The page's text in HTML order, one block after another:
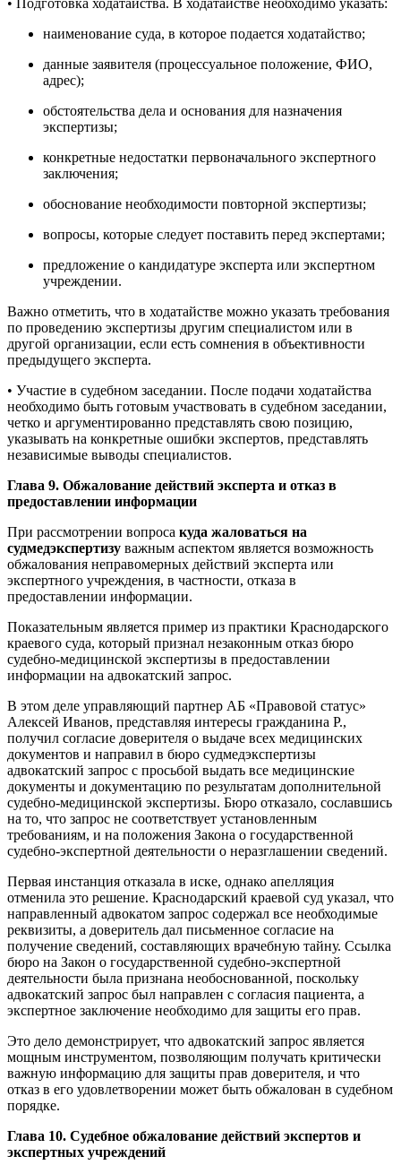
наименование суда, в которое подается ходатайство;
данные заявителя (процессуальное положение, ФИО,
адрес);
обстоятельства дела и основания для назначения
экспертизы;
конкретные недостатки первоначального экспертного
заключения;
обоснование необходимости повторной экспертизы;
вопросы, которые следует поставить перед экспертами;
предложение о кандидатуре эксперта или экспертном
учреждении.
Важно отметить, что в ходатайстве можно указать требования
по проведению экспертизы другим специалистом или в
другой организации, если есть сомнения в объективности
предыдущего эксперта.
• Участие в судебном заседании. После подачи ходатайства
необходимо быть готовым участвовать в судебном заседании,
четко и аргументированно представлять свою позицию,
указывать на конкретные ошибки экспертов, представлять
независимые выводы специалистов.
Глава 9. Обжалование действий эксперта и отказ в
предоставлении информации
При рассмотрении вопроса куда жаловаться на
судмедэкспертизу важным аспектом является возможность
обжалования неправомерных действий эксперта или
экспертного учреждения, в частности, отказа в
предоставлении информации.
Показательным является пример из практики Краснодарского
краевого суда, который признал незаконным отказ бюро
судебно-медицинской экспертизы в предоставлении
информации на адвокатский запрос.
В этом деле управляющий партнер АБ «Правовой статус»
Алексей Иванов, представляя интересы гражданина Р.,
получил согласие доверителя о выдаче всех медицинских
документов и направил в бюро судмедэкспертизы
адвокатский запрос с просьбой выдать все медицинские
документы и документацию по результатам дополнительной
судебно-медицинской экспертизы. Бюро отказало, сославшись
на то, что запрос не соответствует установленным
требованиям, и на положения Закона о государственной
судебно-экспертной деятельности о неразглашении сведений.
Первая инстанция отказала в иске, однако апелляция
отменила это решение. Краснодарский краевой суд указал, что
направленный адвокатом запрос содержал все необходимые
реквизиты, а доверитель дал письменное согласие на
получение сведений, составляющих врачебную тайну. Ссылка
бюро на Закон о государственной судебно-экспертной
деятельности была признана необоснованной, поскольку
адвокатский запрос был направлен с согласия пациента, а
экспертное заключение необходимо для защиты его прав.
Это дело демонстрирует, что адвокатский запрос является
мощным инструментом, позволяющим получать критически
важную информацию для защиты прав доверителя, и что
отказ в его удовлетворении может быть обжалован в судебном
порядке.
Глава 10. Судебное обжалование действий экспертов и
экспертных учреждений